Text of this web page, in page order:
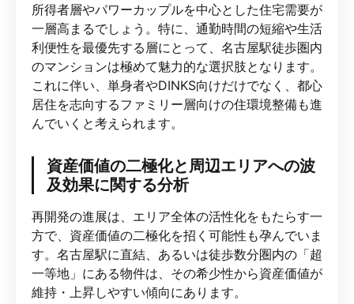
所得者層やパワーカップルを中心とした住宅需要が
一層高まるでしょう。特に、通勤時間の短縮や生活
利便性を最優先する層にとって、名古屋駅徒歩圏内
のマンションは極めて魅力的な選択肢となります。
これに伴い、単身者やDINKS向けだけでなく、都心
居住を志向するファミリー層向けの住環境整備も進
んでいくと考えられます。
資産価値の二極化と周辺エリアへの波
及効果に関する分析
再開発の進展は、エリア全体の活性化をもたらす一
方で、資産価値の二極化を招く可能性も孕んでいま
す。名古屋駅に直結、あるいは徒歩数分圏内の「超
一等地」にある物件は、その希少性から資産価値が
維持・上昇しやすい傾向にあります。